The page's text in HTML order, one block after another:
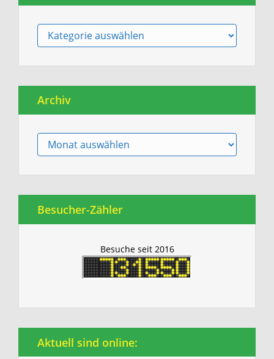
Berichte
Archiv
Archiv
Besucher-Zähler
Besuche seit 2016
Aktuell sind online: